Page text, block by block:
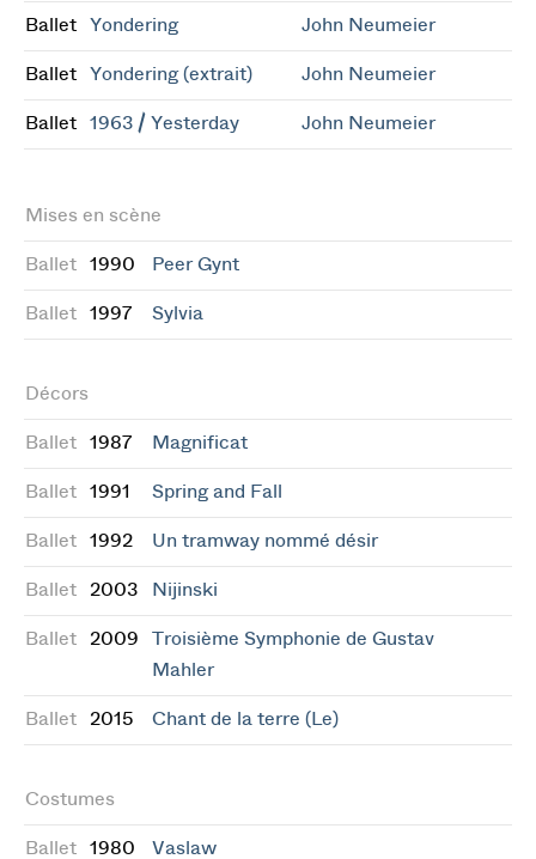
Ballet Yondering John Neumeier
Ballet Yondering (extrait) John Neumeier
Ballet 1963 / Yesterday John Neumeier
Mises en scène
Ballet 1990 Peer Gynt
Ballet 1997 Sylvia
Décors
Ballet 1987 Magnificat
Ballet 1991 Spring and Fall
Ballet 1992 Un tramway nommé désir
Ballet 2003 Nijinski
Ballet 2009
Troisième Symphonie de Gustav
Mahler
Ballet 2015 Chant de la terre (Le)
Costumes
Ballet 1980 Vaslaw